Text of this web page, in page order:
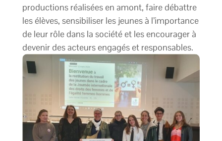
productions réalisées en amont, faire débattre
les élèves, sensibiliser les jeunes à l’importance
de leur rôle dans la société et les encourager à
devenir des acteurs engagés et responsables.